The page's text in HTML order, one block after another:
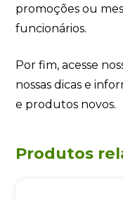
promoções ou
funcionários.
Por fim, acesse
nossas dicas e
e produtos novos.
Produtos